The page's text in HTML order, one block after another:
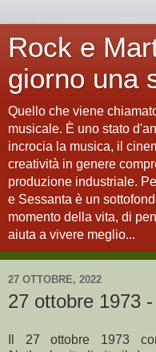
Rock e
giorno una
Quello che viene
musicale. È uno stato
incrocia la musica, il
creatività in genere
produzione industriale.
e Sessanta è un
momento della vita, di
aiuta a vivere meglio...
27 OTTOBRE, 2022
27 ottobre 1973
Il 27 ottobre 1973